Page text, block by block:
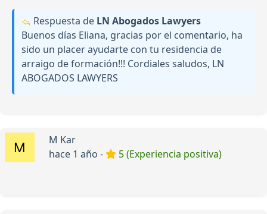
Respuesta de LN Abogados Lawyers
Buenos días Eliana, gracias por el comentario, ha
sido un placer ayudarte con tu residencia de
arraigo de formación!!! Cordiales saludos, LN
ABOGADOS LAWYERS
M Kar
hace 1 año -
5 (Experiencia positiva)